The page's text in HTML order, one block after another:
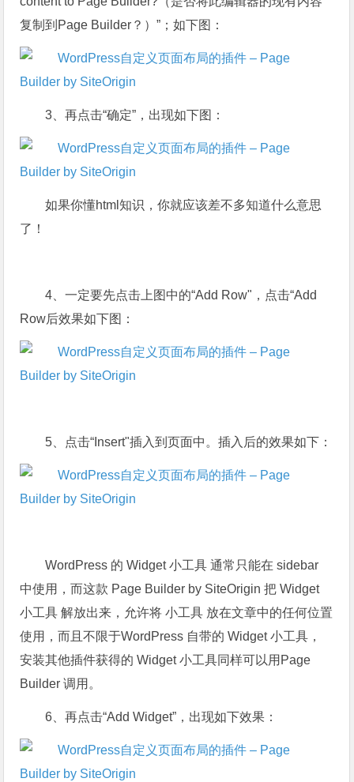
复制到Page Builder？）”；如下图：
3、再点击“确定”，出现如下图：
如果你懂html知识，你就应该差不多知道什么意思
了！
4、一定要先点击上图中的“Add Row"，点击“Add
Row后效果如下图：
5、点击“Insert"插入到页面中。插入后的效果如下：
WordPress 的 Widget 小工具 通常只能在 sidebar
中使用，而这款 Page Builder by SiteOrigin 把 Widget
小工具 解放出来，允许将 小工具 放在文章中的任何位置
使用，而且不限于WordPress 自带的 Widget 小工具，
安装其他插件获得的 Widget 小工具同样可以用Page
Builder 调用。
6、再点击“Add Widget”，出现如下效果：